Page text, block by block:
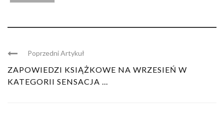
Poprzedni Artykuł
ZAPOWIEDZI KSIĄŻKOWE NA WRZESIEŃ W
KATEGORII SENSACJA ...